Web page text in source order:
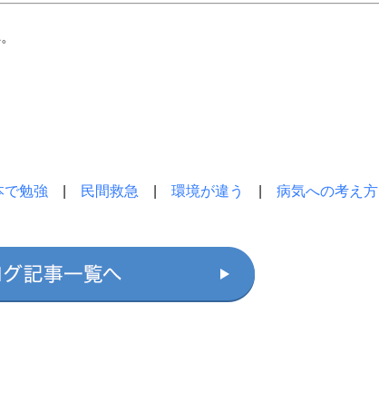
で勉強 民間救急 環境が違う 病気への考え方